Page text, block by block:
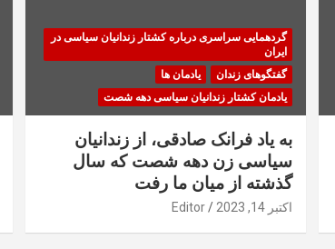
گردهمایی سراسری درباره کشتار زندانیان سیاسی در
ایران
گفتگوهای زندان
یادمان ها
یادمان کشتار زندانیان سیاسی دهه شصت
به یاد فرانک صادقی، از زندانیان
سیاسی زن دهه شصت که سال
گذشته از میان ما رفت
اکتبر 14, 2023 Editor